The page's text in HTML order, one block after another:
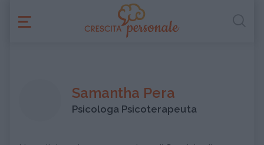
Samantha Pera
Psicologa Psicoterapeuta